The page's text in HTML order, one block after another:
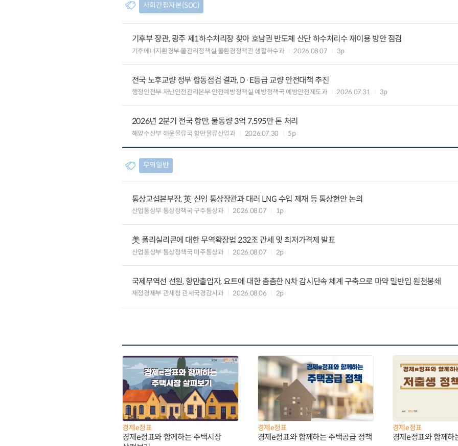
사회간접자본(SOC)
기후부 장관, 광주 제1하수처리장 찾아 호남권 반도체 산단 하수처리수 재이용 방안 점검
기후에너지환경부 물관리정책실 물환경정책관 생활하수과 2026.08.07 3p
전국 노후교량 정부 합동점검 결과, D·E등급 교량 안전대책 추진
행정안전부 재난안전관리본부 안전예방정책실 예방정책국 예방안전제도과 2026.07.31 3p
2026년 2분기 전국 항만, 물동량 3억 7,595만 톤 처리
해양수산부 해운물류국 항만물류산업과 2026.07.30 5p
무역일반
통상교섭본부장, 英 신임 통상장관과 대러 LNG 수입 제재 등 통상현안 논의
산업통상부 통상정책국 구주통상과 2026.08.07 1p
美 폴리실리콘에 대한 무역확장법 232조 관세 및 최저가격제 발표
산업통상부 통상정책국 미주통상과 2026.08.07 2p
국제무역선 선원, 항만출입자, 요트에 대한 촘촘한 N차 감시단속 체계 구축으로 마약 밀반입 원천봉쇄
재정경제부 관세청 관세국경감시과 2026.08.06 2p
경제e정표
경제e정표와 함께하는 주택시장
경제e정표
경제e정표와 함께하는 주택공급 정책
경제e정표
경제e정표와 함께하